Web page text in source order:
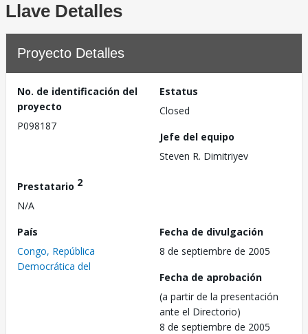
Llave Detalles
Proyecto Detalles
No. de identificación del
proyecto
P098187
Estatus
Closed
Jefe del equipo
Steven R. Dimitriyev
Prestatario 2
N/A
País
Congo, República
Democrática del
Fecha de divulgación
8 de septiembre de 2005
Fecha de aprobación
(a partir de la presentación
ante el Directorio)
8 de septiembre de 2005